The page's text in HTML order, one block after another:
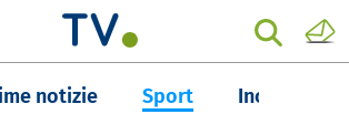
notizie Sport Inchieste